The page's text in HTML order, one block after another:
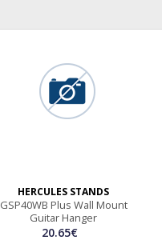
HERCULES STANDS
GSP40WB Plus Wall Mount
Guitar Hanger
20.65€